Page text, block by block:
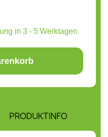
in 3 - 5 Werktagen.
PRODUKTINFO